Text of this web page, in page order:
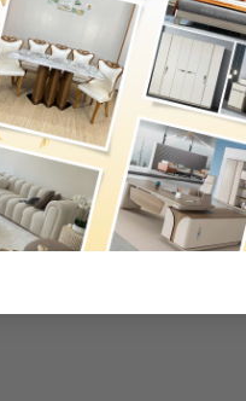
thật gọn gàng, đẹp mắt.
điều chỉnh đúng với tư thế
cột sống cho bé.
học + 1 ghế xoay + 1